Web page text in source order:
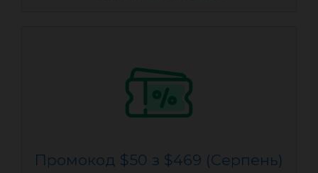
Промокод $50 з $469 (Серпень)